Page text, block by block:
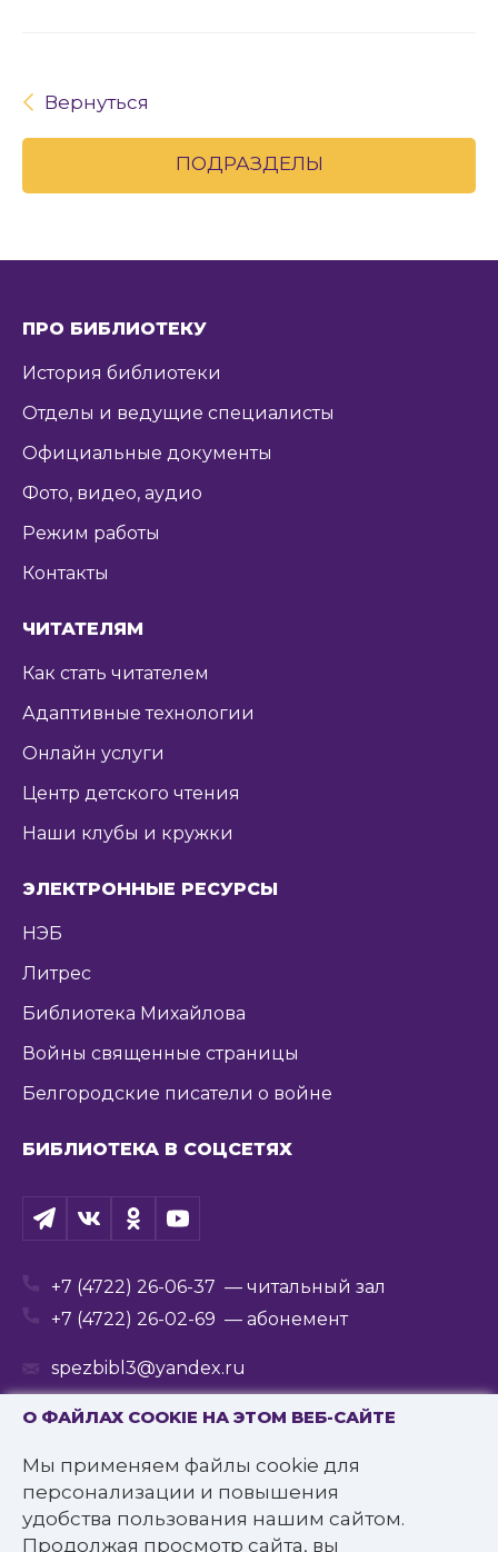
О ФАЙЛАХ COOKIE НА ЭТОМ ВЕБ-САЙТЕ
Мы применяем файлы cookie для
персонализации и повышения
удобства пользования нашим сайтом.
Продолжая просмотр сайта, вы
Вернуться
ПОДРАЗДЕЛЫ
ПРО БИБЛИОТЕКУ
История библиотеки
Отделы и ведущие специалисты
Официальные документы
Фото, видео, аудио
Режим работы
Контакты
ЧИТАТЕЛЯМ
Как стать читателем
Адаптивные технологии
Онлайн услуги
Центр детского чтения
Наши клубы и кружки
ЭЛЕКТРОННЫЕ РЕСУРСЫ
НЭБ
Литрес
Библиотека Михайлова
Войны священные страницы
Белгородские писатели о войне
БИБЛИОТЕКА В СОЦСЕТЯХ
+7 (4722) 26-06-37 — читальный зал
+7 (4722) 26-02-69 — абонемент
spezbibl3@yandex.ru
© 2016—2022 Государственное бюджетное
учреждение культуры
«Белгородская государственная специальная